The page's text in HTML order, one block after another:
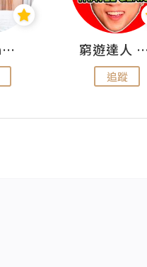
rikalammm 窮遊達人
追蹤